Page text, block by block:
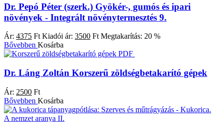
Dr. Pepó Péter (szerk.) Gyökér-, gumós és ipari
növények - Integrált növénytermesztés 9.
Ár: 4375 Ft Kiadói ár: 3500 Ft Megtakarítás: 20 %
Bővebben Kosárba
PDF
Dr. Láng Zoltán Korszerű zöldségbetakarító gépek
Ár: 2500 Ft
Bővebben Kosárba